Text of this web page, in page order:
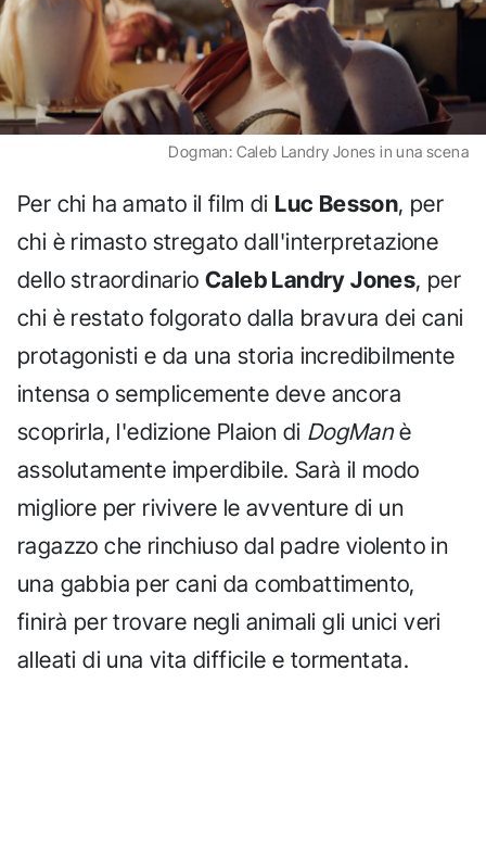
Dogman: Caleb Landry Jones in una scena
Per chi ha amato il film di Luc Besson, per
chi è rimasto stregato dall'interpretazione
dello straordinario Caleb Landry Jones, per
chi è restato folgorato dalla bravura dei cani
protagonisti e da una storia incredibilmente
intensa o semplicemente deve ancora
scoprirla, l'edizione Plaion di DogManè
assolutamente imperdibile. Sarà il modo
migliore per rivivere le avventure di un
ragazzo che rinchiuso dal padre violento in
una gabbia per cani da combattimento,
finirà per trovare negli animali gli unici veri
alleati di una vita difficile e tormentata.